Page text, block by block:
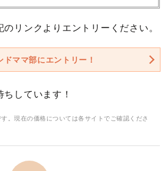
リンクよりエントリーください。
ママ部にエントリー！
しています！
。現在の価格については各サイトでご確認くださ